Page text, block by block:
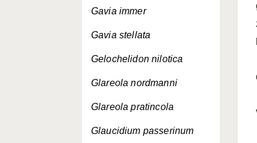
Gavia immer
Gavia stellata
Gelochelidon nilotica
Glareola nordmanni
Glareola pratincola
Glaucidium passerinum